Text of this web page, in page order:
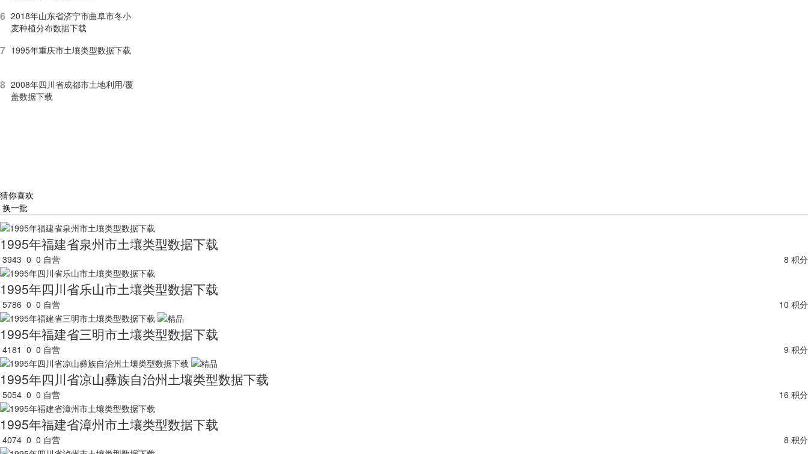
6 2018年山东省济宁市曲阜市冬小
麦种植分布数据下载
7 1995年重庆市土壤类型数据下载
8 2008年四川省成都市土地利用/覆
盖数据下载
猜你喜欢
换一批
1995年福建省泉州市土壤类型数据下载
3943 0 0 自营 8 积分
1995年四川省乐山市土壤类型数据下载
5786 0 0 自营 10 积分
1995年福建省三明市土壤类型数据下载
4181 0 0 自营 9 积分
1995年四川省凉山彝族自治州土壤类型数据下载
5054 0 0 自营 16 积分
1995年福建省漳州市土壤类型数据下载
4074 0 0 自营 8 积分